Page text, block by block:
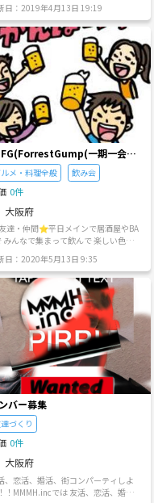
きたいと思っています。例えば、カ
や中華、ラーメン、居酒屋、レスト
ン、ランチなど🌸🍃 いろいろです
ンやバスケット、バレ
ールやフットサルなどスポーツもや
ければと思っています😊 ぜひ、参
ださーい💖 【サークル設立の想
私は、あるお方に本当に美味しいお
連れて行って頂きまして｢これは僕以
、みなさんにも紹介したい｣と思いま
サークルを作らせて頂きました(^-^)
、美味しいお店知ることでお話しが
ましていろんなお方とお会いしまし
、夢や目標が出来ました。 僕の5
の未来は(*^^*) 1.｢家族が出来て、僕
んでも何不自由ない生活を過ごせて
心の底から思っ
ていた｣ 3.｢すべてを受け入れら
間になっていた｣ 僕の生涯といい
か信念で曲げたくない事が感謝と気
れが、なければ生きている
でご飯を食べたりお話しをしたりし
みなさんも何か感じて今後の未来の
っかけになって頂ければと思っていま
す。 よろしくお願い致します😆
日：2019年4月13日 19:19
一期一会))
メ・料理全般 飲み会
0件
大阪府
達・仲間⭐️平日メインで居酒屋やBA
みんなで集まって飲んで 楽しい色々
・ 平日メインの飲み会で 時間を長
ると言うより 出来る限り会費を落と
数を増やしていきたいと 思っていま
ので 気軽に集まれるような サークルに
いきたいと 思っております😆🌟 ・
な勧誘や 違法なビジネスなどへの 勧
行為は禁止と させて頂きます🙌🏻 ・ ホ
イトで楽しく ワイワイ出来るような 飲
にしその中で出会える 仲間や友達、
もOK！！ 出会いの大きさを感じれる
なサークルにしたいと 思っています
皆さん気軽に集まりましょう❤️
日：2020年5月13日 9:35
バー募集
づくり
0件
大阪府
、恋活、婚活、街コンパーティしよ
！MMMH.incでは 友活、恋活、婚